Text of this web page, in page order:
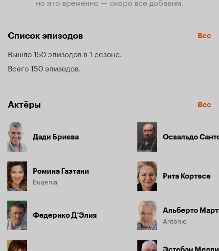
Список эпизодов Все
Вышло 150 эпизодов в 1 сезоне
Всего 150 эпизодов
Актёры Все
Дади Бриева
Ромина Гаэтани
Eugenia
Федерико Д’Элия
Освальдо
Рита Кортесе
Альберто
Antonio